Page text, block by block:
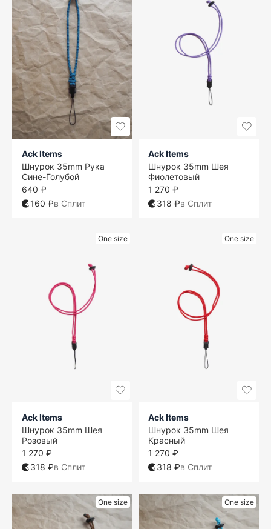
Ack Items
Шнурок 35mm Рука
Сине-Голубой
640 ₽
160 ₽в Сплит
Ack Items
Шнурок 35mm Шея
Фиолетовый
1 270 ₽
318 ₽в Сплит
One size
Ack Items
Шнурок 35mm Шея
Розовый
1 270 ₽
318 ₽в Сплит
One size
Ack Items
Шнурок 35mm Шея
Красный
1 270 ₽
318 ₽в Сплит
One size One size